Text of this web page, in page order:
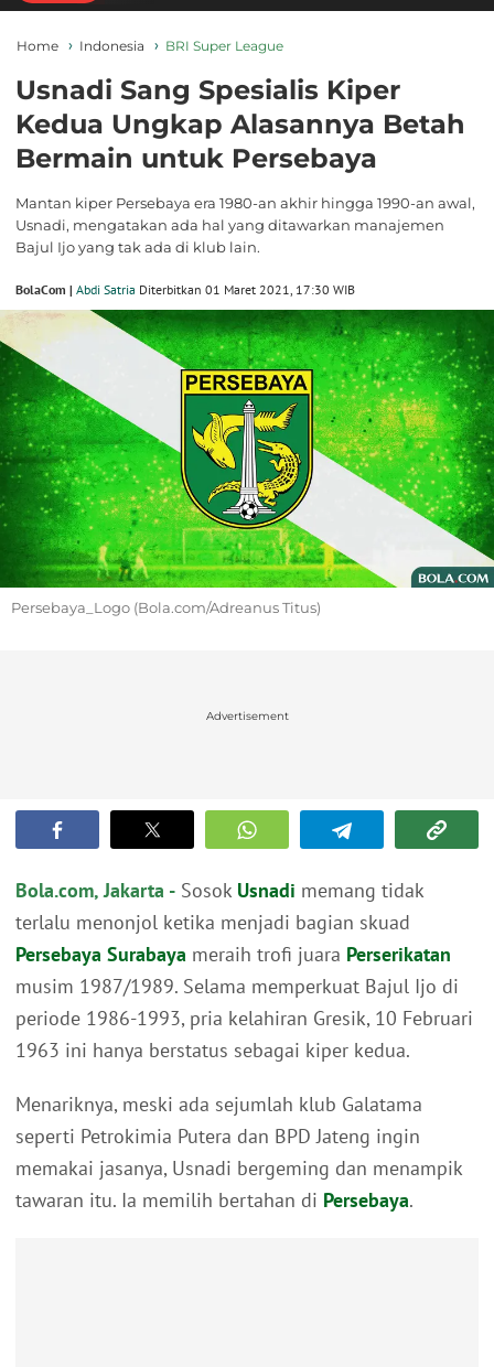
Home Indonesia BRI Super League
Usnadi Sang Spesialis Kiper
Kedua Ungkap Alasannya Betah
Bermain untuk Persebaya
Mantan kiper Persebaya era 1980-an akhir hingga 1990-an awal,
Usnadi, mengatakan ada hal yang ditawarkan manajemen
Bajul Ijo yang tak ada di klub lain.
BolaCom | Abdi Satria Diterbitkan 01 Maret 2021, 17:30 WIB
Persebaya_Logo (Bola.com/Adreanus Titus)
Advertisement
Bola.com, Jakarta - Sosok Usnadi memang tidak
terlalu menonjol ketika menjadi bagian skuad
Persebaya Surabaya meraih trofi juara Perserikatan
musim 1987/1989. Selama memperkuat Bajul Ijo di
periode 1986-1993, pria kelahiran Gresik, 10 Februari
1963 ini hanya berstatus sebagai kiper kedua.
Menariknya, meski ada sejumlah klub Galatama
seperti Petrokimia Putera dan BPD Jateng ingin
memakai jasanya, Usnadi bergeming dan menampik
tawaran itu. Ia memilih bertahan di Persebaya.